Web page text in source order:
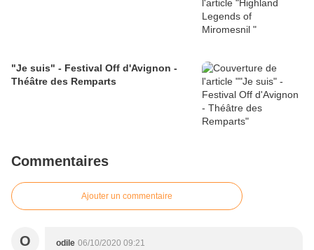
"Je suis" - Festival Off d'Avignon -
Théâtre des Remparts
Commentaires
Ajouter un commentaire
O odile 06/10/2020 09:21